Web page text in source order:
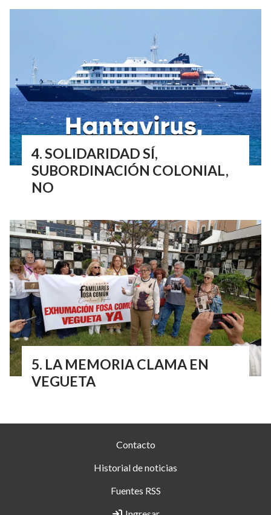
SOLIDARIDAD SÍ,
SUBORDINACIÓN COLONIAL,
NO
LA MEMORIA CLAMA EN
VEGUETA
Contacto
Historial de noticias
Fuentes RSS